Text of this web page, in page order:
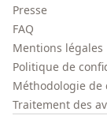
Presse
FAQ
Mentions légales
Politique de
Méthodologie de
Traitement des